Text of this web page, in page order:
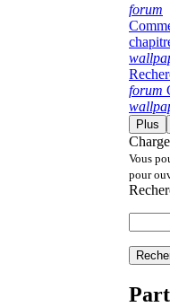
forum
forum
Plus
Vous
pour